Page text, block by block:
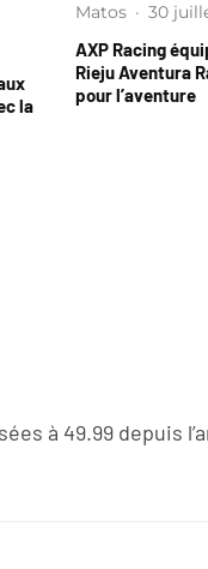
la
Matos · 30
AXP Racing
Rieju Aventura
pour l’aventure
à 49.99 depuis